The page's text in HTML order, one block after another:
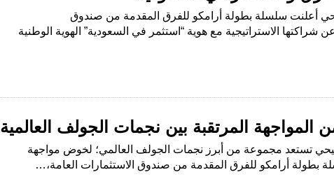
أعلنت سلسلة بطولة أرامكو للفرق المقدمة من صندوق
شراكتها الاستراتيجية مع هوية “استثمر في السعودية” الهوية الوطنية
المواجهة المرتقبة بين نجمات الجولف العالمية
تستعد مجموعة من أبرز نجمات الجولف العالمي؛ لخوض مواجهة
بطولة أرامكو للفرق المقدمة من صندوق الاستثمارات العامة،…